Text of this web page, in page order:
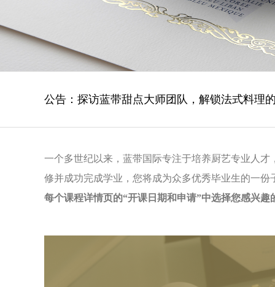
公告：
“蓝带之享130” 天作之合 味艺双馨精彩
揭秘蓝带料理大师团队，星厨梦想的缔
探访蓝带甜点大师团队，解锁法式料理
一个多世纪以来，蓝带国际专注于培养厨艺专业人
修并成功完成学业，您将成为众多优秀毕业生的一
每个课程详情页的“开课日期和申请”中选择您感兴趣